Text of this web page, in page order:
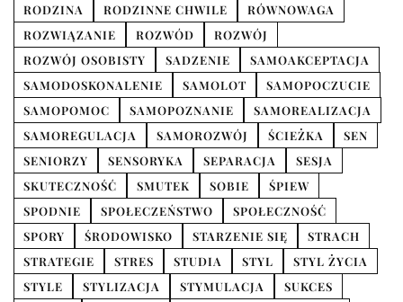
RODZINA
RODZINNE CHWILE
RÓWNOWAGA
ROZWIĄZANIE
ROZWÓD
ROZWÓJ
ROZWÓJ OSOBISTY
SADZENIE
SAMOAKCEPTACJA
SAMODOSKONALENIE
SAMOLOT
SAMOPOCZUCIE
SAMOPOMOC
SAMOPOZNANIE
SAMOREALIZACJA
SAMOREGULACJA
SAMOROZWÓJ ŚCIEŻKA
SEN
SENIORZY
SENSORYKA SEPARACJA
SESJA
SKUTECZNOŚĆ
SMUTEK SOBIE
ŚPIEW
SPODNIE
SPOŁECZEŃSTWO
SPOŁECZNOŚĆ
SPORY
ŚRODOWISKO STARZENIE SIĘ
STRACH
STRATEGIE
STRES STUDIA STYL
STYL ŻYCIA
STYLE
STYLIZACJA STYMULACJA
SUKCES